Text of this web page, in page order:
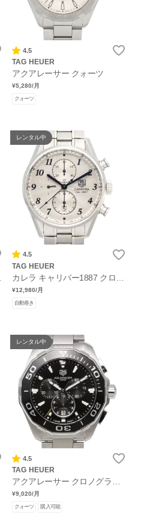
4.5
TAG HEUER
アクアレーサー クォーツ
¥5,280/月
クォーツ
レンタル中
4.5
TAG HEUER
カレラ キャリバー1887 クロノ
グラフ
¥12,980/月
自動巻き
レンタル中
4.5
TAG HEUER
アクアレーサー クロノグラフ
300m クオーツ
¥9,020/月
クォーツ 購入可能